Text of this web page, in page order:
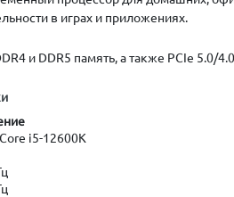
в играх и приложениях.
и DDR5 память, а также PCIe 5.0/
i5-12600K